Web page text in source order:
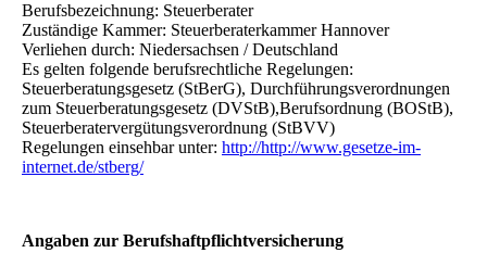
Berufsbezeichnung: Steuerberater
Zuständige Kammer: Steuerberaterkammer Hannover
Verliehen durch: Niedersachsen / Deutschland
Es gelten folgende berufsrechtliche Regelungen:
Steuerberatungsgesetz (StBerG), Durchführungsverordnungen
zum Steuerberatungsgesetz (DVStB),Berufsordnung (BOStB),
Steuerberatervergütungsverordnung (StBVV)
Regelungen einsehbar unter: http://http://www.gesetze-im-
internet.de/stberg/
Angaben zur Berufshaftpflichtversicherung